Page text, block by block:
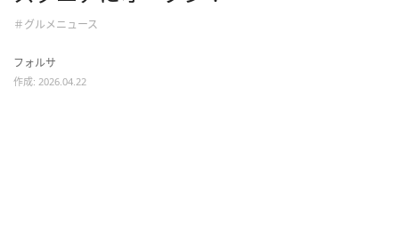
＃グルメニュース
フォルサ
作成: 2026.04.22